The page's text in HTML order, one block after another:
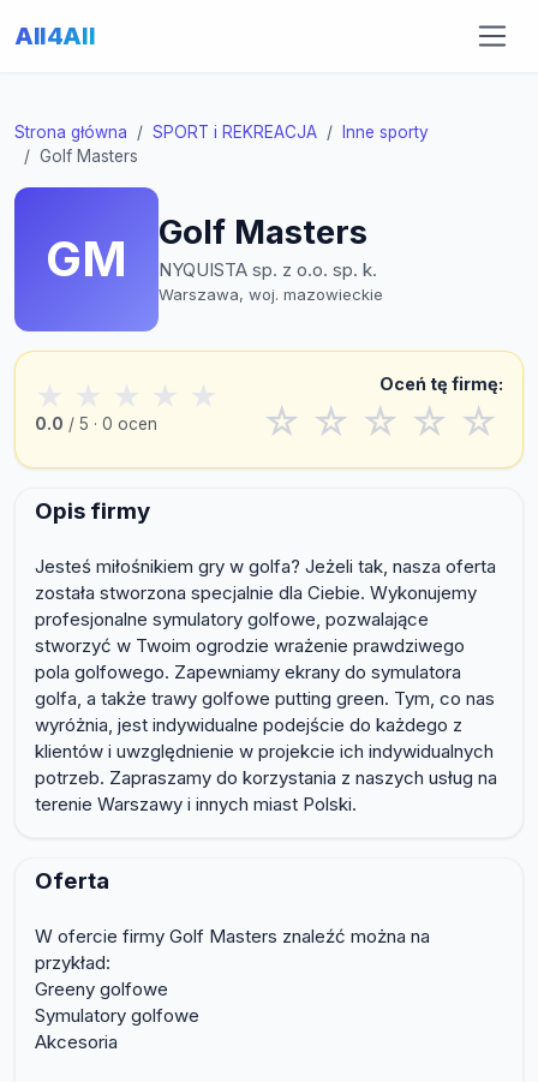
All4All
Strona główna SPORT i REKREACJA
Inne sporty
Golf Masters
GM Golf Masters
NYQUISTA sp. z o.o. sp. k.
Warszawa, woj. mazowieckie
★ ★ ★ ★ ★
0.0 / 5 · 0 ocen
Oceń tę firmę:
☆ ☆ ☆ ☆ ☆
Opis firmy
Jesteś miłośnikiem gry w golfa? Jeżeli tak, nasza oferta
została stworzona specjalnie dla Ciebie. Wykonujemy
profesjonalne symulatory golfowe, pozwalające
stworzyć w Twoim ogrodzie wrażenie prawdziwego
pola golfowego. Zapewniamy ekrany do symulatora
golfa, a także trawy golfowe putting green. Tym, co nas
wyróżnia, jest indywidualne podejście do każdego z
klientów i uwzględnienie w projekcie ich indywidualnych
potrzeb. Zapraszamy do korzystania z naszych usług na
terenie Warszawy i innych miast Polski.
Oferta
W ofercie firmy Golf Masters znaleźć można na
przykład:
Greeny golfowe
Symulatory golfowe
Akcesoria